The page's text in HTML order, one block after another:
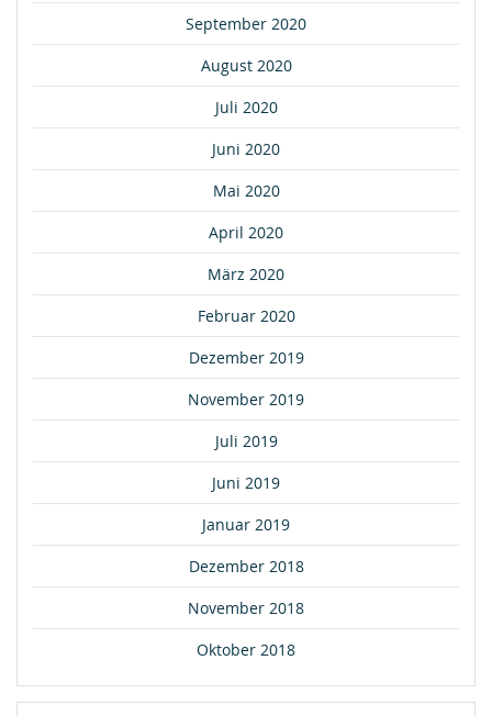
September 2020
August 2020
Juli 2020
Juni 2020
Mai 2020
April 2020
März 2020
Februar 2020
Dezember 2019
November 2019
Juli 2019
Juni 2019
Januar 2019
Dezember 2018
November 2018
Oktober 2018